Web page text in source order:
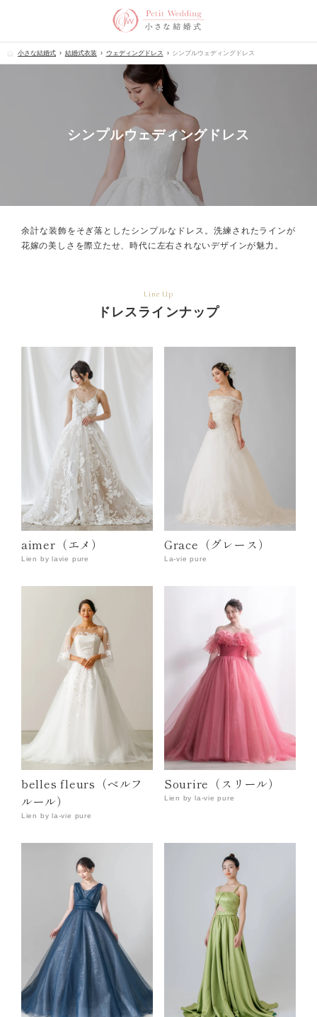
小さな結婚式 結婚式衣装 ウェディングドレス シンプルウェディングドレス
シンプルウェディングドレス
余計な装飾をそぎ落としたシンプルなドレス。 洗練されたラインが
花嫁の美しさを際立たせ、時代に左右されないデザインが魅力。
Line Up
ドレスラインナップ
aimer（エメ）
Lien by lavie pure
Grace（グレース）
La-vie pure
belles fleurs（ベルフ
ルール）
Lien by la-vie pure
Sourire（スリール）
Lien by la-vie pure